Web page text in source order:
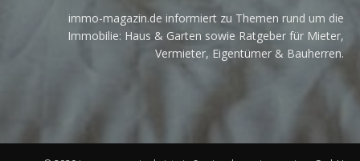
immo-magazin.de informiert zu Themen rund um die
Immobilie: Haus & Garten sowie Ratgeber für Mieter,
Vermieter, Eigentümer & Bauherren.